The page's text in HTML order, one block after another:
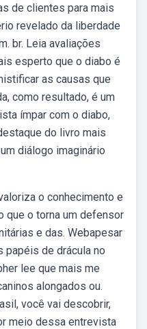
de clientes para mais
revelado da liberdade
br. Leia avaliações
esperto que o diabo é
as causas que
como resultado, é um
ímpar com o diabo,
do livro mais
diálogo imaginário
o conhecimento e
que o torna um defensor
e das. Webapesar
papéis de drácula no
lee que mais me
alongados ou.
você vai descobrir,
meio dessa entrevista